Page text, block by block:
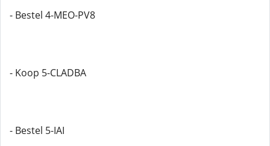
- Bestel 4-MEO-PV8
- Koop 5-CLADBA
- Bestel 5-IAI